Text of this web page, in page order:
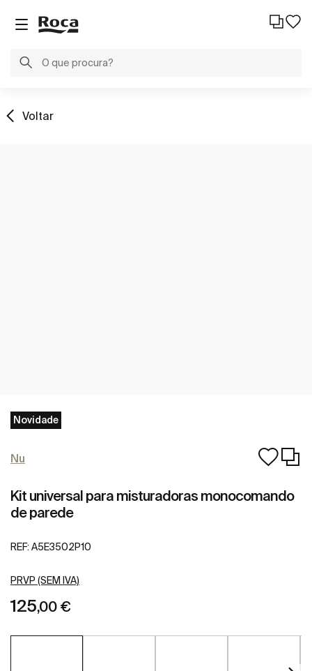
Voltar
Novidade
Nu
Kit universal para misturadoras monocomando
de parede
REF: A5E3502P10
PRVP (SEM IVA)
125,00 €